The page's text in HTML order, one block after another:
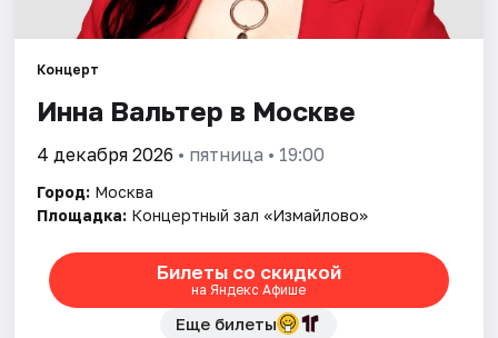
Площадки
Артисты
Рейтинги
Концерт
Инна Вальтер в Москве
4 декабря 2026 • пятница • 19:00
Город: Москва
Площадка: Концертный зал «Измайлово»
Билеты со скидкой
на Яндекс Афише
Еще билеты